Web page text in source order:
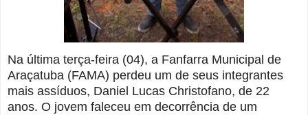
Na última terça-feira (04), a Fanfarra Municipal de
Araçatuba (FAMA) perdeu um de seus integrantes
mais assíduos, Daniel Lucas Christofano, de 22
anos. O jovem faleceu em decorrência de um